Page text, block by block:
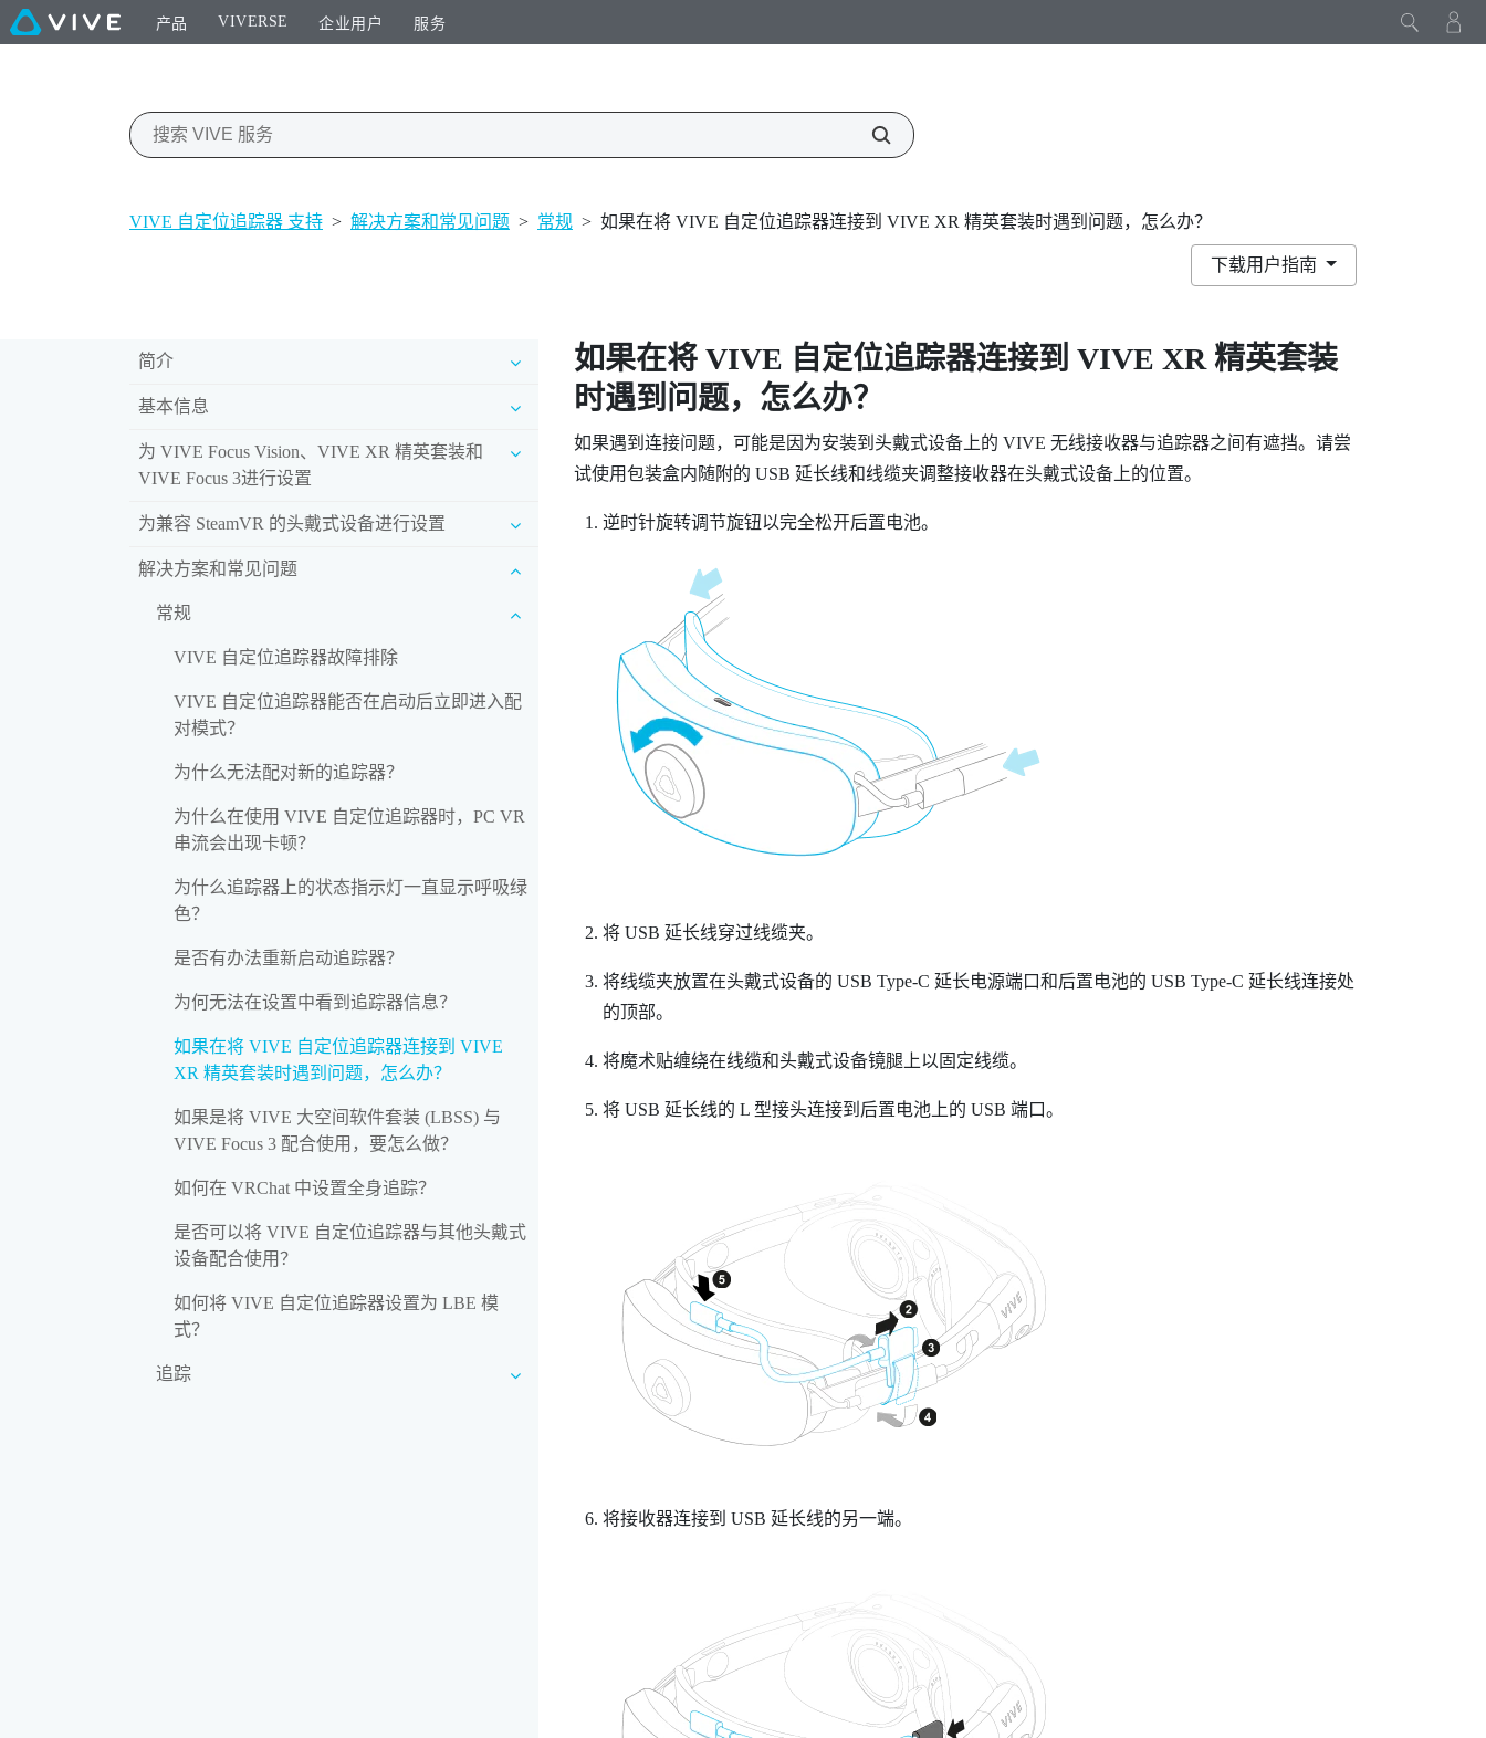
产品 VIVERSE 企业用户 服务
VIVE 自定位追踪器 支持 > 解决方案和常见问题 > 常规 > 如果在将 VIVE 自定位追踪器连接到 VIVE XR 精英套装时遇到问题，怎么办？
下载用户指南
简介
基本信息
为 VIVE Focus Vision、VIVE XR 精英套装和
VIVE Focus 3进行设置
为兼容 SteamVR 的头戴式设备进行设置
解决方案和常见问题
常规
VIVE 自定位追踪器故障排除
VIVE 自定位追踪器能否在启动后立即进入配
对模式？
为什么无法配对新的追踪器？
为什么在使用 VIVE 自定位追踪器时，PC VR
串流会出现卡顿？
为什么追踪器上的状态指示灯一直显示呼吸绿
色？
是否有办法重新启动追踪器？
为何无法在设置中看到追踪器信息？
如果在将 VIVE 自定位追踪器连接到 VIVE
XR 精英套装时遇到问题，怎么办？
如果是将 VIVE 大空间软件套装 (LBSS) 与
VIVE Focus 3 配合使用，要怎么做？
如何在 VRChat 中设置全身追踪？
是否可以将 VIVE 自定位追踪器与其他头戴式
设备配合使用？
如何将 VIVE 自定位追踪器设置为 LBE 模
式？
追踪
如果在将 VIVE 自定位追踪器连接到 VIVE XR 精英套装
时遇到问题，怎么办？
如果遇到连接问题，可能是因为安装到头戴式设备上的 VIVE 无线接收器与追踪器之间有遮挡。请尝
试使用包装盒内随附的 USB 延长线和线缆夹调整接收器在头戴式设备上的位置。
逆时针旋转调节旋钮以完全松开后置电池。
将 USB 延长线穿过线缆夹。
将线缆夹放置在头戴式设备的 USB Type-C 延长电源端口和后置电池的 USB Type-C 延长线连接处
的顶部。
将魔术贴缠绕在线缆和头戴式设备镜腿上以固定线缆。
将 USB 延长线的 L 型接头连接到后置电池上的 USB 端口。
将接收器连接到 USB 延长线的另一端。